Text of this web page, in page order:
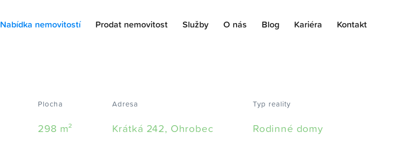
Nabídka nemovitostí Prodat nemovitost Služby O nás Blog Kariéra Kontakt
Plocha
298 m²
Adresa
Krátká 242, Ohrobec
Typ reality
Rodinné domy